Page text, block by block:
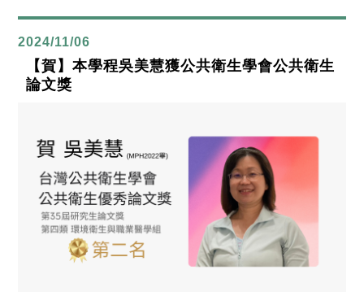
2024/11/06
【賀】本學程吳美慧獲公共衛生學會公共衛生
論文獎